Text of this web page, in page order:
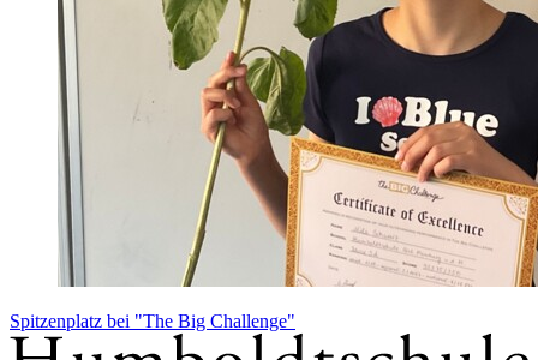
Spitzenplatz bei "The Big Challenge"